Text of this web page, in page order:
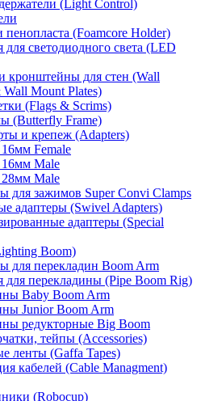
(Light Control)
пенопласта (Foamcore Holder)
для светодиодного света (LED
кронштейны для стен (Wall
Wall Mount Plates)
(Flags & Scrims)
(Butterfly Frame)
и крепеж (Adapters)
Female
Male
Male
для зажимов Super Convi Clamps
адаптеры (Swivel Adapters)
адаптеры (Special
Boom)
для перекладин Boom Arm
для перекладины (Pipe Boom Rig)
Baby Boom Arm
Junior Boom Arm
редукторные Big Boom
тейпы (Accessories)
ленты (Gaffa Tapes)
кабелей (Cable Managment)
(Robocup)